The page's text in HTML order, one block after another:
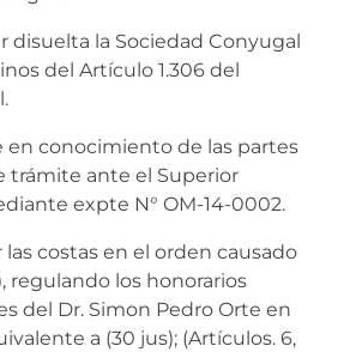
disuelta la Sociedad Conyugal
del Artículo 1.306 del
en conocimiento de las partes
trámite ante el Superior
expte N° OM-14-0002.
las costas en el orden causado
regulando los honorarios
del Dr. Simon Pedro Orte en
a (30 jus); (Artículos. 6,